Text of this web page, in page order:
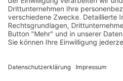
Zahlung und
Widerrufsrecht